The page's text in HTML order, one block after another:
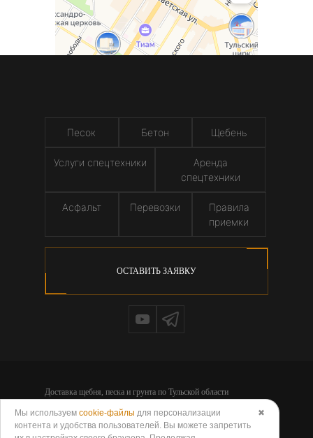
Песок Бетон Щебень
Услуги спецтехники
Аренда
спецтехники
Асфальт Перевозки
Правила
приемки
ОСТАВИТЬ ЗАЯВКУ
Доставка щебня, песка и грунта по Тульской области
Политика обработки персональных данных
Согласие на обработку персональных данных
✖
Мы используем cookie-файлы для персонализации
контента и удобства пользователей. Вы можете запретить